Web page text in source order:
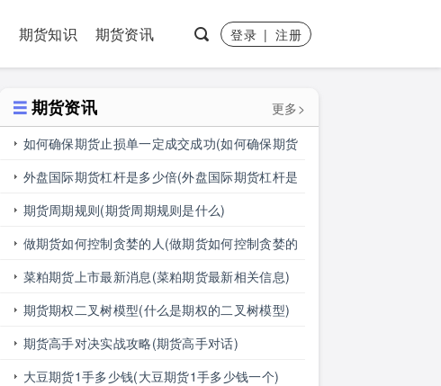
期货知识 期货资讯 登录|注册
期货资讯
更多>
如何确保期货止损单一定成交成功(如何确保期货
止损单一定成交成功呢)
外盘国际期货杠杆是多少倍(外盘国际期货杠杆是
多少倍的)
期货周期规则(期货周期规则是什么)
做期货如何控制贪婪的人(做期货如何控制贪婪的
人呢)
菜粕期货上市最新消息(菜粕期货最新相关信息)
期货期权二叉树模型(什么是期权的二叉树模型)
期货高手对决实战攻略(期货高手对话)
大豆期货1手多少钱(大豆期货1手多少钱一个)